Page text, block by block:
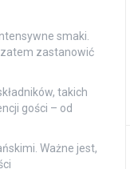
smaki.
zatem zastanowić
takich
gości – od
Ważne jest,